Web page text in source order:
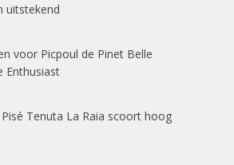
uitstekend
voor Picpoul de Pinet Belle
Enthusiast
Pisé Tenuta La Raia scoort hoog